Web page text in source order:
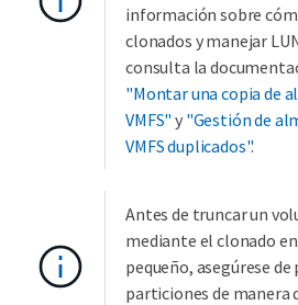
información sobre
clonados y manejar
consulta la
"Montar una copia de
VMFS" y "Gestión de
VMFS duplicados".
Antes de truncar un
mediante el clonado
pequeño, asegúrese
particiones de manera